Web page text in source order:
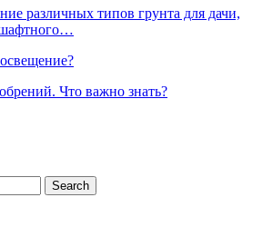
различных типов грунта для дачи,
Что важно знать?